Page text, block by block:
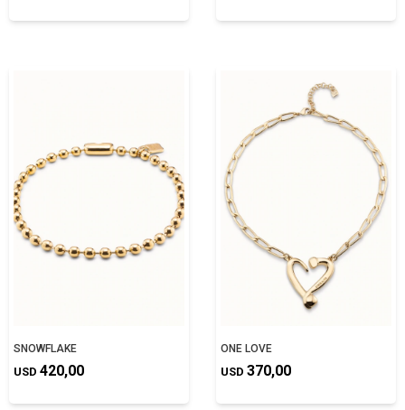
SNOWFLAKE
USD 420,00
ONE LOVE
USD 370,00